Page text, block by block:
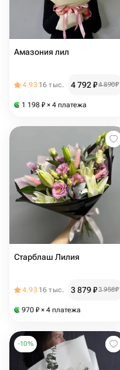
Амазония лил
4.93 16 тыс. 4 792₽4 890₽
1 198 ₽ × 4 платежа
Старблаш Лилия
4.93 16 тыс. 3 879₽3 958₽
970 ₽ × 4 платежа
-10%